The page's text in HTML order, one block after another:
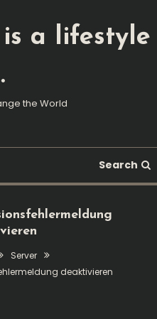
is a lifestyle
the World
Search
Server
deaktivieren